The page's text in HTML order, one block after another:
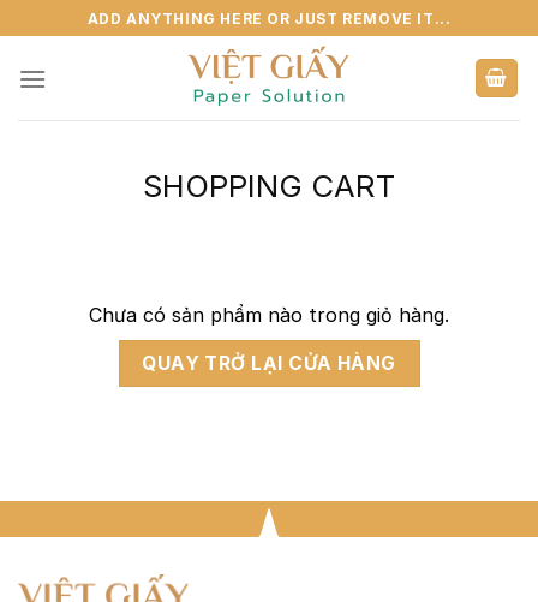
to
content
ADD ANYTHING HERE OR JUST REMOVE IT...
SHOPPING CART
Chưa có sản phẩm nào trong giỏ hàng.
QUAY TRỞ LẠI CỬA HÀNG